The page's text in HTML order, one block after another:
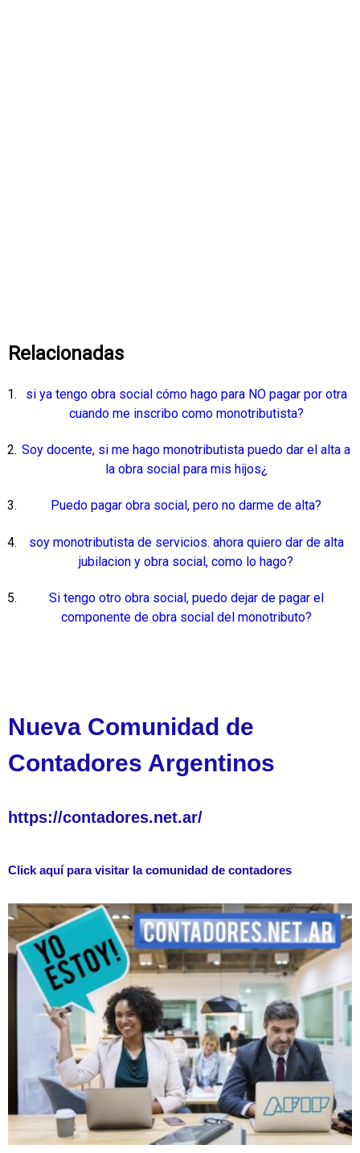
Relacionadas
si ya tengo obra social cómo hago para NO pagar por otra
cuando me inscribo como monotributista?
Soy docente, si me hago monotributista puedo dar el alta a
la obra social para mis hijos¿
Puedo pagar obra social, pero no darme de alta?
soy monotributista de servicios. ahora quiero dar de alta
jubilacion y obra social, como lo hago?
Si tengo otro obra social, puedo dejar de pagar el
componente de obra social del monotributo?
Nueva Comunidad de
Contadores Argentinos
https://contadores.net.ar/
Click aquí para visitar la comunidad de contadores